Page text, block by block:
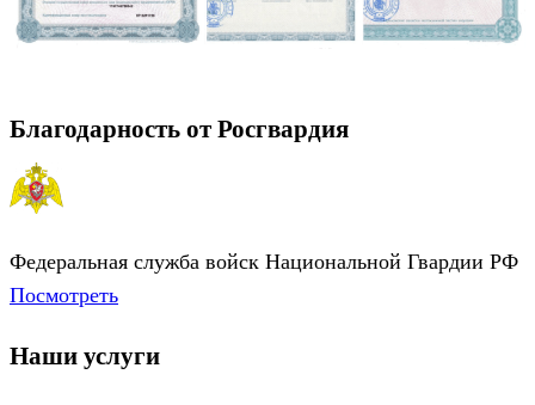
Благодарность от Росгвардия
Федеральная служба войск Национальной Гвардии РФ
Посмотреть
Наши услуги